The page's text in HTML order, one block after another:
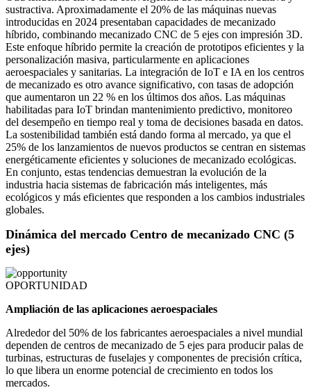
sustractiva. Aproximadamente el 20% de las máquinas nuevas
introducidas en 2024 presentaban capacidades de mecanizado
híbrido, combinando mecanizado CNC de 5 ejes con impresión 3D.
Este enfoque híbrido permite la creación de prototipos eficientes y la
personalización masiva, particularmente en aplicaciones
aeroespaciales y sanitarias. La integración de IoT e IA en los centros
de mecanizado es otro avance significativo, con tasas de adopción
que aumentaron un 22 % en los últimos dos años. Las máquinas
habilitadas para IoT brindan mantenimiento predictivo, monitoreo
del desempeño en tiempo real y toma de decisiones basada en datos.
La sostenibilidad también está dando forma al mercado, ya que el
25% de los lanzamientos de nuevos productos se centran en sistemas
energéticamente eficientes y soluciones de mecanizado ecológicas.
En conjunto, estas tendencias demuestran la evolución de la
industria hacia sistemas de fabricación más inteligentes, más
ecológicos y más eficientes que responden a los cambios industriales
globales.
Dinámica del mercado Centro de mecanizado CNC (5
ejes)
OPORTUNIDAD
Ampliación de las aplicaciones aeroespaciales
Alrededor del 50% de los fabricantes aeroespaciales a nivel mundial
dependen de centros de mecanizado de 5 ejes para producir palas de
turbinas, estructuras de fuselajes y componentes de precisión crítica,
lo que libera un enorme potencial de crecimiento en todos los
mercados.